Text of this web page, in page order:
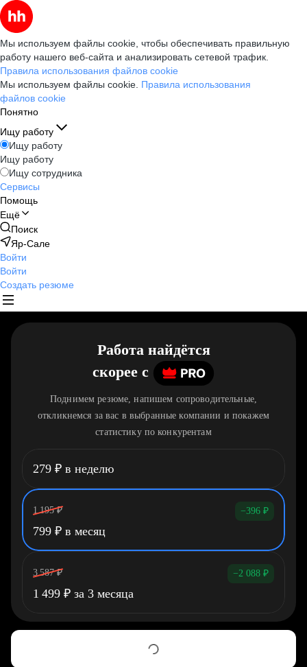
Мы используем файлы cookie, чтобы обеспечивать правильную
работу нашего веб-сайта и анализировать сетевой трафик.
Правила использования файлов cookie
Мы используем файлы cookie. Правила использования
файлов cookie
Понятно
Ищу работу
Ищу работу
Ищу работу
Ищу сотрудника
Сервисы
Помощь
Ещё
Поиск
Яр-Сале
Войти
Войти
Создать резюме
Работа найдётся
скорее c
Поднимем резюме, напишем сопроводительные,
откликнемся за вас в выбранные компании и покажем
статистику по конкурентам
279 ₽ в неделю
1 195 ₽ −396 ₽
799 ₽ в месяц
3 587 ₽ −2 088 ₽
1 499 ₽ за 3 месяца